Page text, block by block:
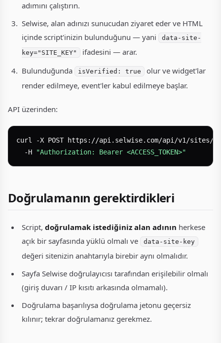
adımını çalıştırın.
Selwise, alan adınızı sunucudan ziyaret eder ve HTML
içinde script'inizin bulunduğunu — yani
data-site-
key="SITE_KEY"
ifadesini — arar.
Bulunduğunda
isVerified: true
olur ve widget'lar
render edilmeye, event'ler kabul edilmeye başlar.
API üzerinden:
curl -X POST https://api.selwise.com/api/v1/sites/
  -H
"Authorization: Bearer <ACCESS_TOKEN>"
Doğrulamanın gerektirdikleri
Script, doğrulamak istediğiniz alan adının herkese
açık bir sayfasında yüklü olmalı ve
data-site-key
değeri sitenizin anahtarıyla birebir aynı olmalıdır.
Sayfa Selwise doğrulayıcısı tarafından erişilebilir olmalı
(giriş duvarı / IP kısıtı arkasında olmamalı).
Doğrulama başarılıysa doğrulama jetonu geçersiz
kılınır; tekrar doğrulamanız gerekmez.